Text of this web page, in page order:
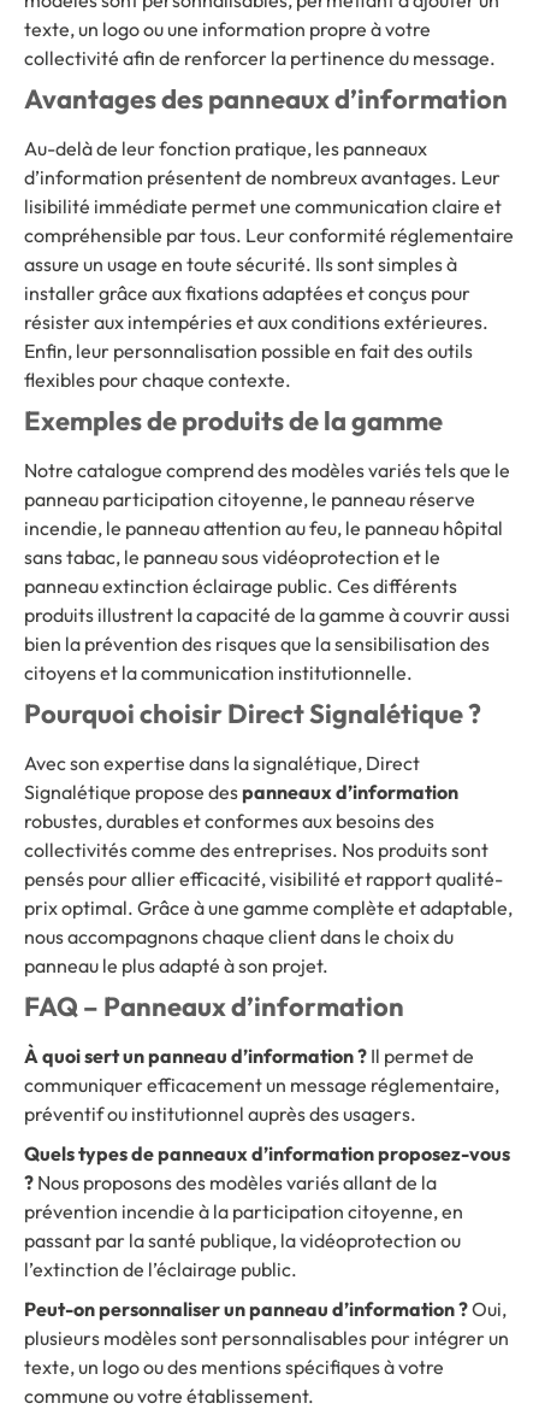
texte, un logo ou une information propre à votre
collectivité afin de renforcer la pertinence du message.
Avantages des panneaux d’information
Au-delà de leur fonction pratique, les panneaux
d’information présentent de nombreux avantages. Leur
lisibilité immédiate permet une communication claire et
compréhensible par tous. Leur conformité réglementaire
assure un usage en toute sécurité. Ils sont simples à
installer grâce aux fixations adaptées et conçus pour
résister aux intempéries et aux conditions extérieures.
Enfin, leur personnalisation possible en fait des outils
flexibles pour chaque contexte.
Exemples de produits de la gamme
Notre catalogue comprend des modèles variés tels que le
panneau participation citoyenne, le panneau réserve
incendie, le panneau attention au feu, le panneau hôpital
sans tabac, le panneau sous vidéoprotection et le
panneau extinction éclairage public. Ces différents
produits illustrent la capacité de la gamme à couvrir aussi
bien la prévention des risques que la sensibilisation des
citoyens et la communication institutionnelle.
Pourquoi choisir Direct Signalétique ?
Avec son expertise dans la signalétique, Direct
Signalétique propose despanneaux d’information
robustes, durables et conformes aux besoins des
collectivités comme des entreprises. Nos produits sont
pensés pour allier efficacité, visibilité et rapport qualité-
prix optimal. Grâce à une gamme complète et adaptable,
nous accompagnons chaque client dans le choix du
panneau le plus adapté à son projet.
FAQ – Panneaux d’information
À quoi sert un panneau d’information ? Il permet de
communiquer efficacement un message réglementaire,
préventif ou institutionnel auprès des usagers.
Quels types de panneaux d’information proposez-vous
? Nous proposons des modèles variés allant de la
prévention incendie à la participation citoyenne, en
passant par la santé publique, la vidéoprotection ou
l’extinction de l’éclairage public.
Peut-on personnaliser un panneau d’information ?Oui,
plusieurs modèles sont personnalisables pour intégrer un
texte, un logo ou des mentions spécifiques à votre
commune ou votre établissement.